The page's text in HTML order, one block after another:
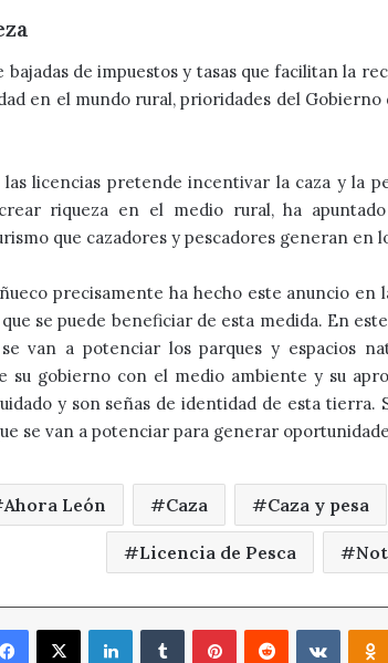
bajadas de impuestos y tasas que facilitan la
en el mundo rural, prioridades del
las licencias pretende incentivar la caza y la
riqueza en el medio rural, ha
que cazadores y pescadores generan en
precisamente ha hecho este anuncio en
se puede beneficiar de esta medida. En
van a potenciar los parques y espacios
su gobierno con el medio ambiente y su
y son señas de identidad de esta tierra.
se van a potenciar para generar
Ahora León Caza Caza y pesa
Licencia de Pesca
Facebook
X LinkedInTumblrPinterestReddit